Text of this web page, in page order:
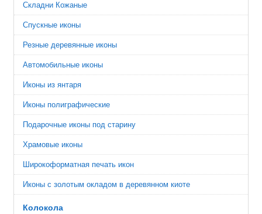
Складни Кожаные
Спускные иконы
Резные деревянные иконы
Автомобильные иконы
Иконы из янтаря
Иконы полиграфические
Подарочные иконы под старину
Храмовые иконы
Широкоформатная печать икон
Иконы с золотым окладом в деревянном киоте
Колокола